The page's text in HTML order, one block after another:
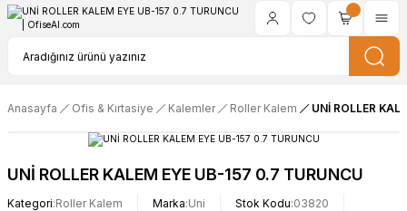
Anasayfa Ofis & Kırtasiye Kalemler Roller Kalem UNİ ROLLER
UNİ ROLLER KALEM EYE UB-157 0.7 TURUNCU
Kategori Roller Kalem Marka Uni Stok Kodu 03820